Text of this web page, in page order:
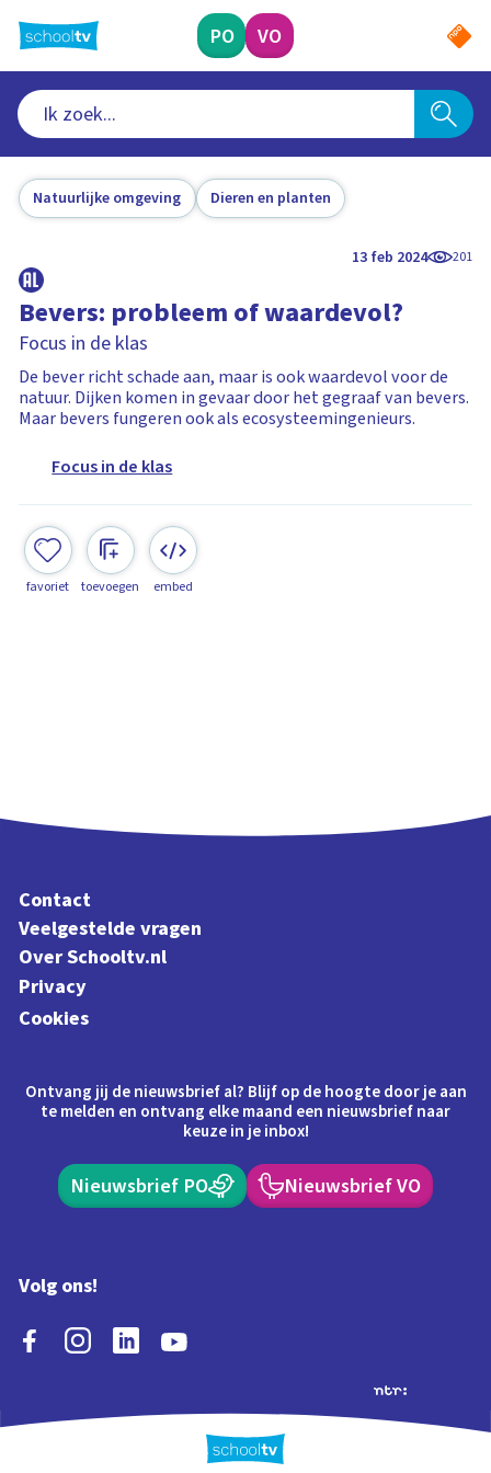
naar
hoofdinhoud
PO VO
Natuurlijke omgeving Dieren en planten
13 feb 2024 201
Bevers: probleem of waardevol?
Focus in de klas
De bever richt schade aan, maar is ook waardevol voor de
natuur. Dijken komen in gevaar door het gegraaf van bevers.
Maar bevers fungeren ook als ecosysteemingenieurs.
Focus in de klas
favoriet toevoegen embed
Contact
Veelgestelde vragen
Over Schooltv.nl
Privacy
Cookies
Ontvang jij de nieuwsbrief al? Blijf op de hoogte door je aan
te melden en ontvang elke maand een nieuwsbrief naar
keuze in je inbox!
Nieuwsbrief PO Nieuwsbrief VO
Volg ons!